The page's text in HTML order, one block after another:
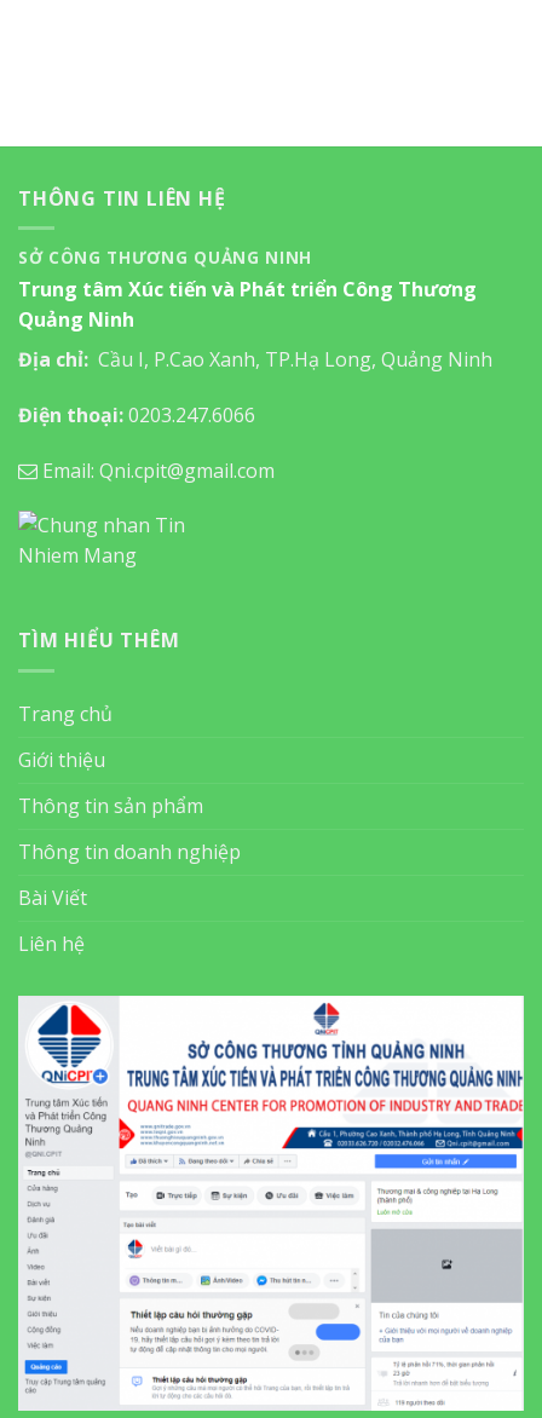
THÔNG TIN LIÊN HỆ
SỞ CÔNG THƯƠNG QUẢNG NINH
Trung tâm Xúc tiến và Phát triển Công Thương
Quảng Ninh
Địa chỉ: Cầu I, P.Cao Xanh, TP.Hạ Long, Quảng Ninh
Điện thoại:0203.247.6066
Email: Qni.cpit@gmail.com
TÌM HIỂU THÊM
Trang chủ
Giới thiệu
Thông tin sản phẩm
Thông tin doanh nghiệp
Bài Viết
Liên hệ